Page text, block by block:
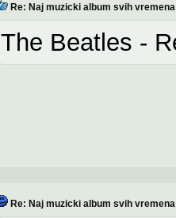
Re: Naj muzicki album svih vremena
The Beatles -
Re: Naj muzicki album svih vremena